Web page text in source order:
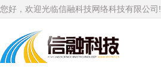
您好，欢迎光临信融科技网络科技有限公司!